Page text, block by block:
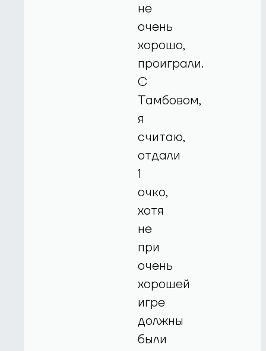
не
очень
хорошо,
проиграли.
С
Тамбовом,
я
считаю,
отдали
1
очко,
хотя
не
при
очень
хорошей
игре
должны
были